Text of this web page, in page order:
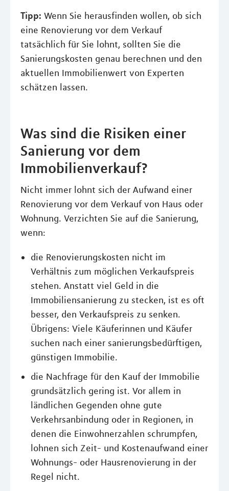
Tipp: Wenn Sie herausfinden wollen, ob sich
eine Renovierung vor dem Verkauf
tatsächlich für Sie lohnt, sollten Sie die
Sanierungskosten genau berechnen und den
aktuellen Immobilienwert von Experten
schätzen lassen.
Was sind die Risiken einer
Sanierung vor dem
Immobilienverkauf?
Nicht immer lohnt sich der Aufwand einer
Renovierung vor dem Verkauf von Haus oder
Wohnung. Verzichten Sie auf die Sanierung,
wenn:
die Renovierungskosten nicht im
Verhältnis zum möglichen Verkaufspreis
stehen. Anstatt viel Geld in die
Immobiliensanierung zu stecken, ist es oft
besser, den Verkaufspreis zu senken.
Übrigens: Viele Käuferinnen und Käufer
suchen nach einer sanierungsbedürftigen,
günstigen Immobilie.
die Nachfrage für den Kauf der Immobilie
grundsätzlich gering ist. Vor allem in
ländlichen Gegenden ohne gute
Verkehrsanbindung oder in Regionen, in
denen die Einwohnerzahlen schrumpfen,
lohnen sich Zeit- und Kostenaufwand einer
Wohnungs- oder Hausrenovierung in der
Regel nicht.